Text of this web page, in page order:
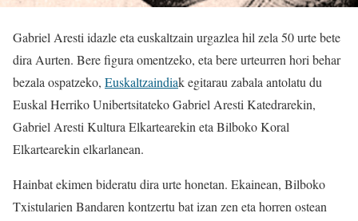
Gabriel Aresti idazle eta euskaltzain urgazlea hil zela 50 urte bete
dira Aurten. Bere figura omentzeko, eta bere urteurren hori behar
bezala ospatzeko, Euskaltzaindiak egitarau zabala antolatu du
Euskal Herriko Unibertsitateko Gabriel Aresti Katedrarekin,
Gabriel Aresti Kultura Elkartearekin eta Bilboko Koral
Elkartearekin elkarlanean.
Hainbat ekimen bideratu dira urte honetan. Ekainean, Bilboko
Txistularien Bandaren kontzertu bat izan zen eta horren ostean